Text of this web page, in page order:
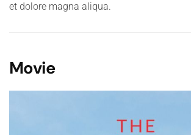
et dolore magna aliqua.
Movie